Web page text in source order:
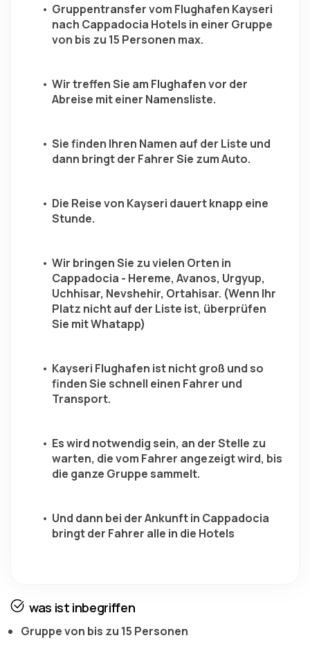
Gruppentransfer vom Flughafen Kayseri
nach Cappadocia Hotels in einer Gruppe
von bis zu 15 Personen max.
Wir treffen Sie am Flughafen vor der
Abreise mit einer Namensliste.
Sie finden Ihren Namen auf der Liste und
dann bringt der Fahrer Sie zum Auto.
Die Reise von Kayseri dauert knapp eine
Stunde.
Wir bringen Sie zu vielen Orten in
Cappadocia - Hereme, Avanos, Urgyup,
Uchhisar, Nevshehir, Ortahisar. (Wenn Ihr
Platz nicht auf der Liste ist, überprüfen
Sie mit Whatapp)
Kayseri Flughafen ist nicht groß und so
finden Sie schnell einen Fahrer und
Transport.
Es wird notwendig sein, an der Stelle zu
warten, die vom Fahrer angezeigt wird, bis
die ganze Gruppe sammelt.
Und dann bei der Ankunft in Cappadocia
bringt der Fahrer alle in die Hotels
was ist inbegriffen
Gruppe von bis zu 15 Personen